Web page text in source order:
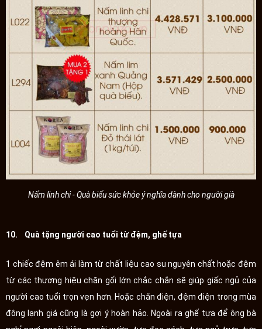
Nấm linh chi - Quà biếu sức khỏe ý nghĩa dành cho người già
10. Quà tặng người cao tuổi từ đệm, ghế tựa
1 chiếc đệm êm ái làm từ chất liệu cao su nguyên chất hoặc đệm
từ các thương hiệu chăn gối lớn chắc chắn sẽ giúp giấc ngủ của
người cao tuổi trọn vẹn hơn. Hoặc chăn điện, đệm điện trong mùa
đông lạnh giá cũng là gợi ý hoàn hảo. Ngoài ra ghế tựa để ông bà